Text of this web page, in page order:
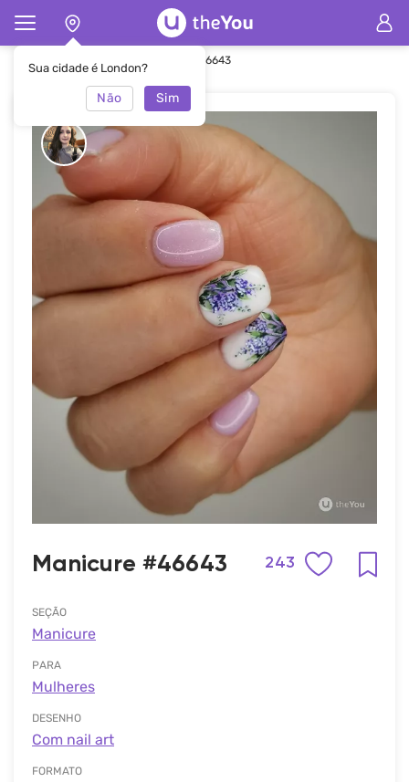
Sua cidade é London?
Não Sim
Principal Manicure Manicure #46643
Manicure #46643 243
SEÇÃO
Manicure
PARA
Mulheres
DESENHO
Com nail art
FORMATO